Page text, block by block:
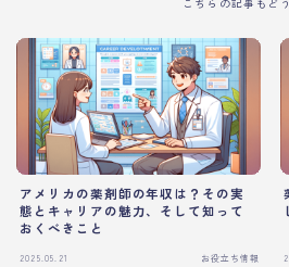
アメリカの薬剤師の年収は？その実
態とキャリアの魅力、そして知って
おくべきこと
2025.05.21 お役立ち情報